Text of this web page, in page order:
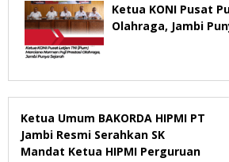
Ketua KONI Pusat
Olahraga, Jambi
Ketua Umum BAKORDA HIPMI PT
Jambi Resmi Serahkan SK
Mandat Ketua HIPMI Perguruan